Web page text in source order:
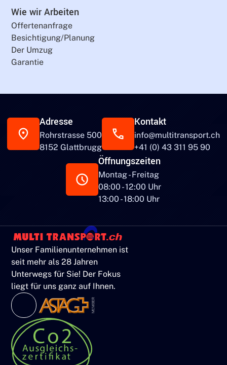
Wie wir Arbeiten
Offertenanfrage
Besichtigung/Planung
Der Umzug
Garantie
Adresse
Rohrstrasse 500
8152 Glattbrugg
Kontakt
info@multitransport.ch
+41 (0) 43 311 95 90
Öffnungszeiten
Montag - Freitag
08:00 - 12:00 Uhr
13:00 - 18:00 Uhr
Unser Familienunternehmen ist
seit mehr als 28 Jahren
Unterwegs für Sie! Der Fokus
liegt für uns ganz auf Ihnen.